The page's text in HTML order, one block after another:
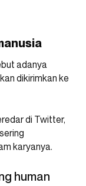
adanya
dikirimkan ke
di Twitter,
karyanya.
human